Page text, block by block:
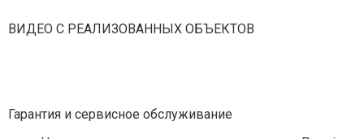
ВИДЕО С РЕАЛИЗОВАННЫХ ОБЪЕКТОВ
Гарантия и сервисное обслуживание